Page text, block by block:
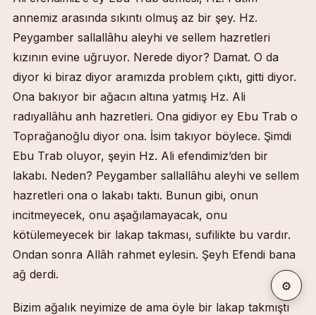
annemiz arasında sıkıntı olmuş az bir şey. Hz.
Peygamber sallallâhu aleyhi ve sellem hazretleri
kızının evine uğruyor. Nerede diyor? Damat. O da
diyor ki biraz diyor aramızda problem çıktı, gitti diyor.
Ona bakıyor bir ağacın altına yatmış Hz. Ali
radıyallâhu anh hazretleri. Ona gidiyor ey Ebu Trab o
Toprağanoğlu diyor ona. İsim takıyor böylece. Şimdi
Ebu Trab oluyor, şeyin Hz. Ali efendimiz’den bir
lakabı. Neden? Peygamber sallallâhu aleyhi ve sellem
hazretleri ona o lakabı taktı. Bunun gibi, onun
incitmeyecek, onu aşağılamayacak, onu
kötülemeyecek bir lakap takması, sufilikte bu vardır.
Ondan sonra Allâh rahmet eylesin. Şeyh Efendi bana
ağ derdi.
Bizim ağalık neyimize de ama öyle bir lakap takmıştı
⚙